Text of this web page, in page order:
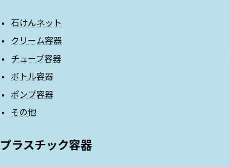
石けんネット
クリーム容器
チューブ容器
ボトル容器
ポンプ容器
その他
プラスチック容器